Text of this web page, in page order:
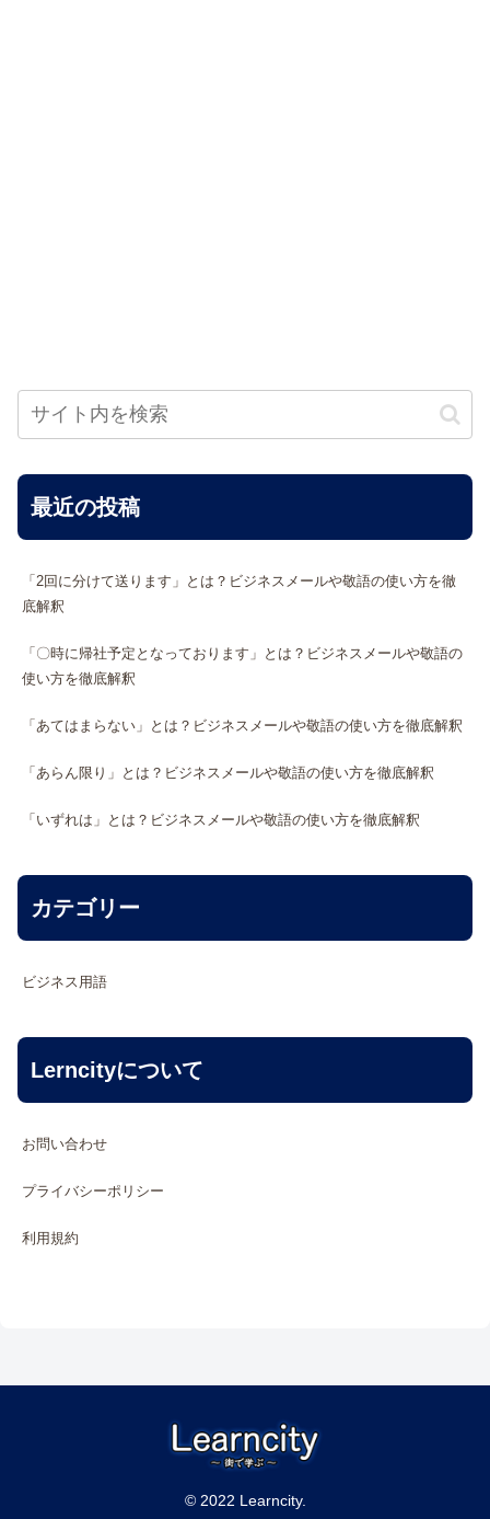
最近の投稿
「2回に分けて送ります」とは？ビジネスメールや敬語の使い方を徹
底解釈
「〇時に帰社予定となっております」とは？ビジネスメールや敬語の
使い方を徹底解釈
「あてはまらない」とは？ビジネスメールや敬語の使い方を徹底解釈
「あらん限り」とは？ビジネスメールや敬語の使い方を徹底解釈
「いずれは」とは？ビジネスメールや敬語の使い方を徹底解釈
カテゴリー
ビジネス用語
Lerncityについて
お問い合わせ
プライバシーポリシー
利用規約
© 2022 Learncity.